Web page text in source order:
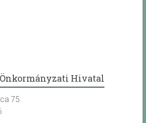
Hivatal
75.